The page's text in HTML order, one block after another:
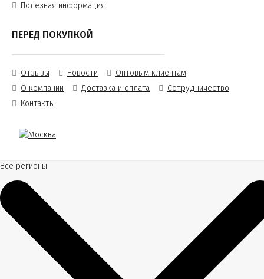
Полезная информация
ПЕРЕД ПОКУПКОЙ
Отзывы Новости
Оптовым клиентам
О компании
Доставка и оплата
Сотрудничество
Контакты
Все регионы